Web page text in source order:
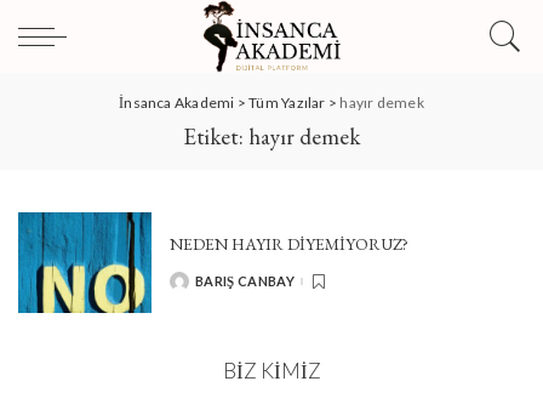
İnsanca Akademi >Tüm Yazılar > hayır demek
Etiket: hayır demek
NEDEN HAYIR DİYEMİYORUZ?
POSTEDBARIŞ CANBAY
BIZ KIMIZ